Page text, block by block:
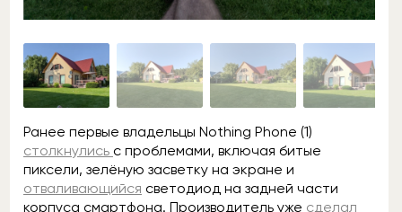
Ранее первые владельцы Nothing Phone (1)
столкнулись с проблемами, включая битые
пиксели, зелёную засветку на экране и
отваливающийся светодиод на задней части
корпуса смартфона. Производитель уже сделал